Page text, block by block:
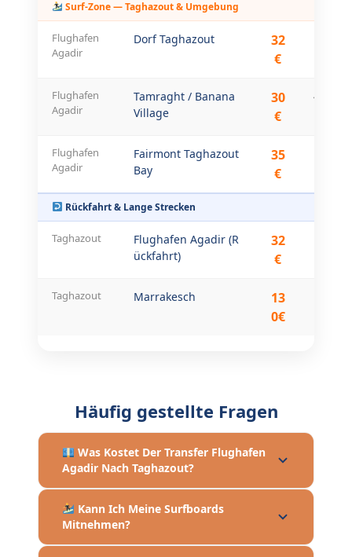
Surf-Zone — Taghazout & Umgebung
Flughafen
Agadir
Dorf Taghazout
32
€
Flughafen
Agadir
Tamraght / Banana
Village
30
€
40–42
Flughafen
Agadir
Fairmont Taghazout
Bay
35
€
Rückfahrt & Lange Strecken
Taghazout
Flughafen Agadir (R
ückfahrt)
32
€
Taghazout Marrakesch
13
0€
Häufig gestellte Fragen
Was Kostet Der Transfer Flughafen
Agadir Nach Taghazout?
Kann Ich Meine Surfboards
Mitnehmen?